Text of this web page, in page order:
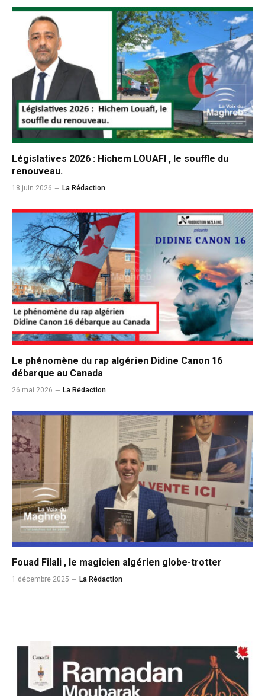
Législatives 2026 : Hichem LOUAFI , le souffle du
renouveau.
18 juin 2026 La Rédaction
Le phénomène du rap algérien Didine Canon 16
débarque au Canada
26 mai 2026 La Rédaction
Fouad Filali , le magicien algérien globe-trotter
1 décembre 2025 La Rédaction